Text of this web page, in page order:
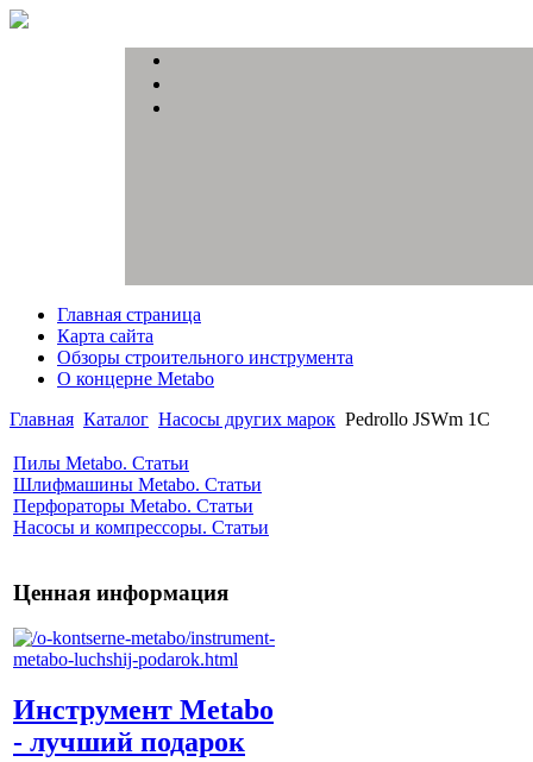
Главная страница
Карта сайта
Обзоры строительного инструмента
О концерне Metabo
Главная Каталог Насосы других марок Pedrollo JSWm 1C
Пилы Metabo. Статьи
Шлифмашины Metabo. Статьи
Перфораторы Metabo. Статьи
Насосы и компрессоры. Статьи
Ценная информация
Инструмент Metabo
- лучший подарок